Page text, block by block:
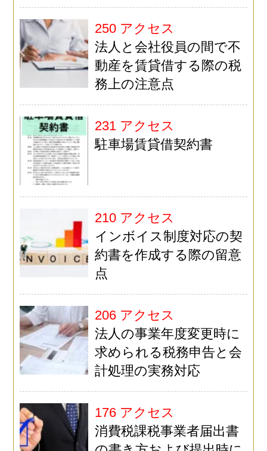
250 アクセス
法人と会社役員の間で不
動産を賃貸借する際の税
務上の注意点
231 アクセス
駐車場賃貸借契約書
210 アクセス
インボイス制度対応の契
約書を作成する際の留意
点
206 アクセス
法人の事業年度変更時に
求められる税務申告と会
計処理の実務対応
176 アクセス
消費税課税事業者届出書